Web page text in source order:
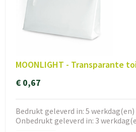
MOONLIGHT - Transparante
€ 0,67
Bedrukt geleverd in: 5 werkdag(en)
Onbedrukt geleverd in: 3